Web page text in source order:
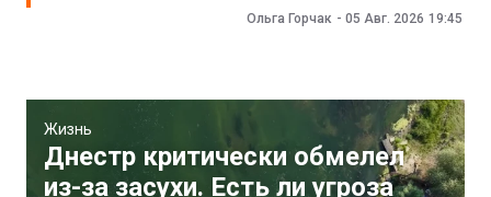
Ольга Горчак - 05 Авг. 2026 19:45
Жизнь
Днестр критически обмелел
из-за засухи. Есть ли угроза